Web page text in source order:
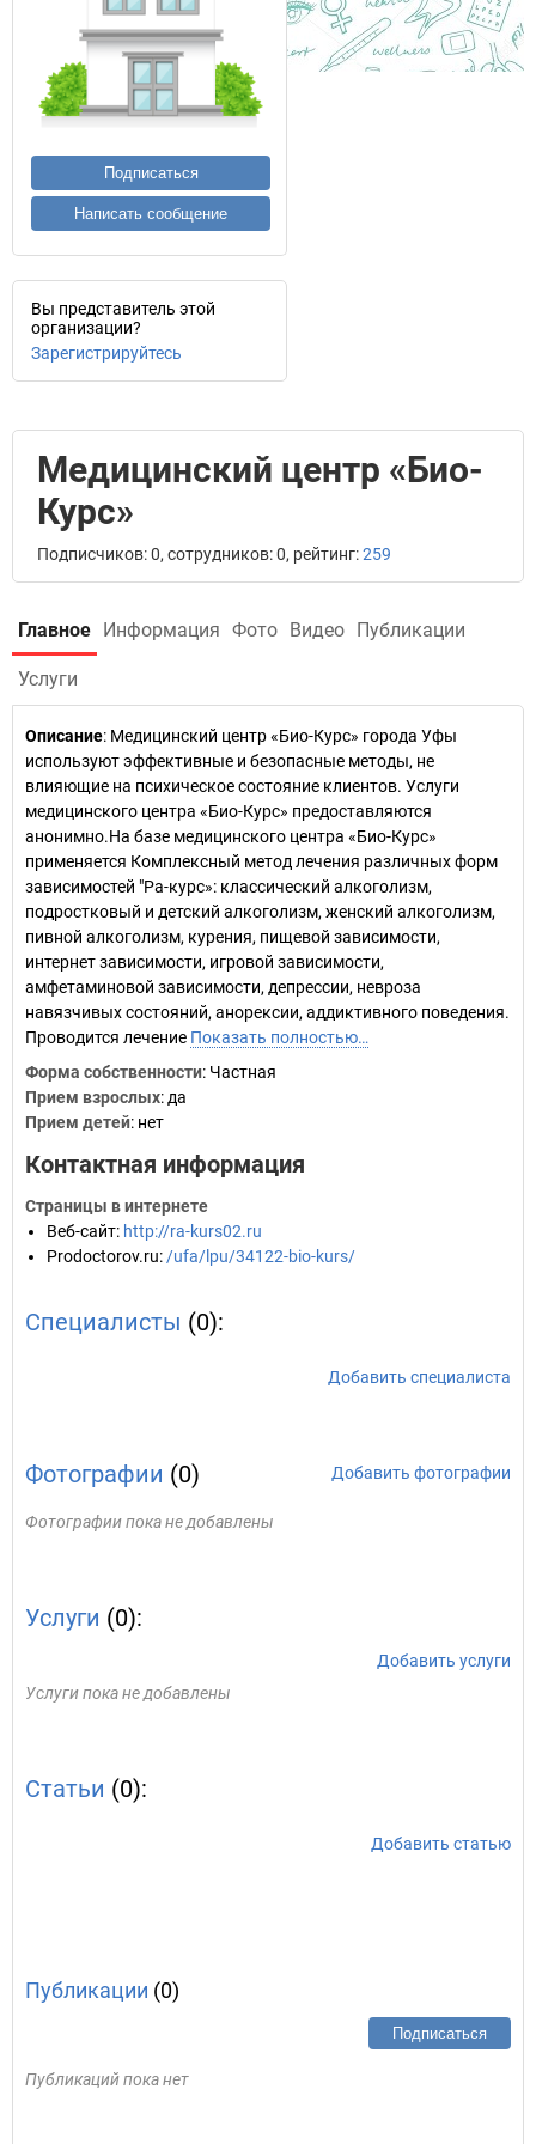
Подписаться
Написать сообщение
Вы представитель этой
организации?
Зарегистрируйтесь
Медицинский центр «Био-
Курс»
Подписчиков: 0, сотрудников: 0, рейтинг:259
Главное Информация Фото Видео Публикации
Услуги
Описание: Медицинский центр «Био-Курс» города Уфы
используют эффективные и безопасные методы, не
влияющие на психическое состояние клиентов. Услуги
медицинского центра «Био-Курс» предоставляются
анонимно.На базе медицинского центра «Био-Курс»
применяется Комплексный метод лечения различных форм
зависимостей "Ра-курс»: классический алкоголизм,
подростковый и детский алкоголизм, женский алкоголизм,
пивной алкоголизм, курения, пищевой зависимости,
интернет зависимости, игровой зависимости,
амфетаминовой зависимости, депрессии, невроза
навязчивых состояний, анорексии, аддиктивного поведения.
Проводится лечение Показать полностью…
Форма собственности: Частная
Прием взрослых: да
Прием детей: нет
Контактная информация
Страницы в интернете
Веб-сайт: http://ra-kurs02.ru
Prodoctorov.ru: /ufa/lpu/34122-bio-kurs/
Специалисты (0):
Добавить специалиста
Фотографии (0) Добавить фотографии
Фотографии пока не добавлены
Услуги (0):
Добавить услуги
Услуги пока не добавлены
Статьи (0):
Добавить статью
Публикации (0)
Подписаться
Публикаций пока нет